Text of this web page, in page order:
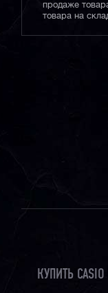
продаже
товара на
КУПИТЬ